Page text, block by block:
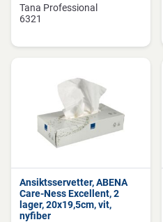
Tana Professional
6321
Ansiktsservetter, ABENA
Care-Ness Excellent, 2
lager, 20x19,5cm, vit,
nyfiber